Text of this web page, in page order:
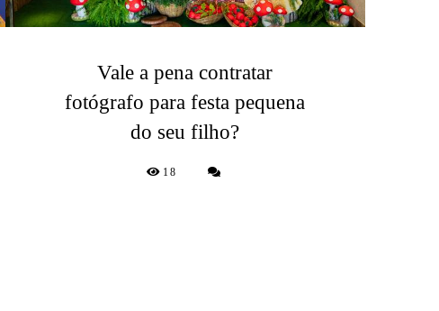
Vale a pena contratar
fotógrafo para festa pequena
do seu filho?
18